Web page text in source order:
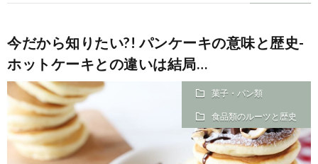
今だから知りたい?! パンケーキの意味と歴史-
ホットケーキとの違いは結局…
菓子・パン類
食品類のルーツと歴史